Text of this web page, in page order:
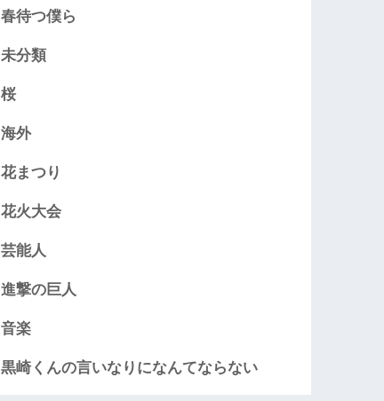
春待つ僕ら
未分類
桜
海外
花まつり
花火大会
芸能人
進撃の巨人
音楽
黒崎くんの言いなりになんてならない